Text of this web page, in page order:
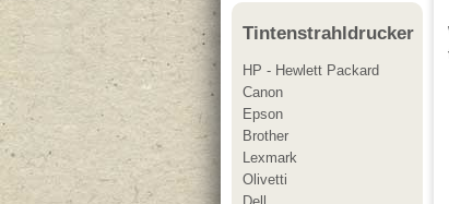
Tintenstrahldrucker
HP - Hewlett Packard
Canon
Epson
Brother
Lexmark
Olivetti